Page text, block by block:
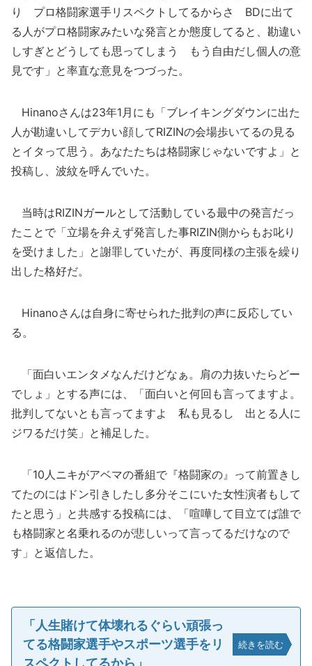
り プロ格闘家選手リスペクトしてるからさ BDに出て
る人がプロ格闘家みたいな発言とか態度してると、勘違い
しすぎとどうしても思ってしまう もう自由だし個人の意
見です」と率直な意見をつづった。
Hinanoさんは23年1月にも「ブレイキングダウンに出た
人が勘違いしてデカい顔してRIZINの会場歩いてるの見る
とイタって思う。あなたたちは格闘家じゃないですよ」と
投稿し、波紋を呼んでいた。
当時はRIZINガールとして活動している最中の発言だっ
たことで「立場を弁えず発言した事RIZIN側からもお叱り
を受けました」と謝罪していたが、再度同様の主張を繰り
出した格好だ。
Hinanoさんは自身に寄せられた批判の声に反応してい
る。
「面白いエンタメなんだけどなぁ。肩の力抜いたらどー
でしょ」とする声には、「面白いと何回も言ってますよ。
批判してないとも言ってますよ 私も見るし 出とる人に
ジワるだけ笑」と補足した。
「10人ニキがアベマの番組で『格闘家の』って前置きし
てたのにはドン引きしたし多分そこにいた女性演者もして
たと思う」と共感する投稿には、「喧嘩して目立てば誰で
も格闘家と名乗れるのが悲しいって言ってるだけなので
す」と返信した。
「人生賭けて体壊れるぐらい頑張っ
てる格闘家選手やスポーツ選手をリ
スペクトしてるから」
続きを読む